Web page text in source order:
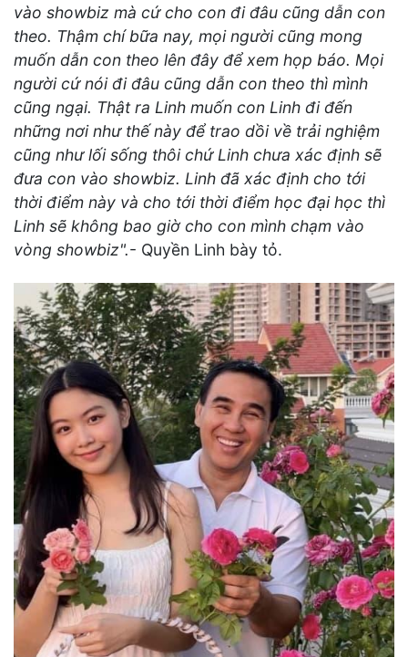
vào showbiz mà cứ cho con đi đâu cũng dẫn con
theo. Thậm chí bữa nay, mọi người cũng mong
muốn dẫn con theo lên đây để xem họp báo. Mọi
người cứ nói đi đâu cũng dẫn con theo thì mình
cũng ngại. Thật ra Linh muốn con Linh đi đến
những nơi như thế này để trao dồi về trải nghiệm
cũng như lối sống thôi chứ Linh chưa xác định sẽ
đưa con vào showbiz. Linh đã xác định cho tới
thời điểm này và cho tới thời điểm học đại học thì
Linh sẽ không bao giờ cho con mình chạm vào
vòng showbiz".- Quyền Linh bày tỏ.